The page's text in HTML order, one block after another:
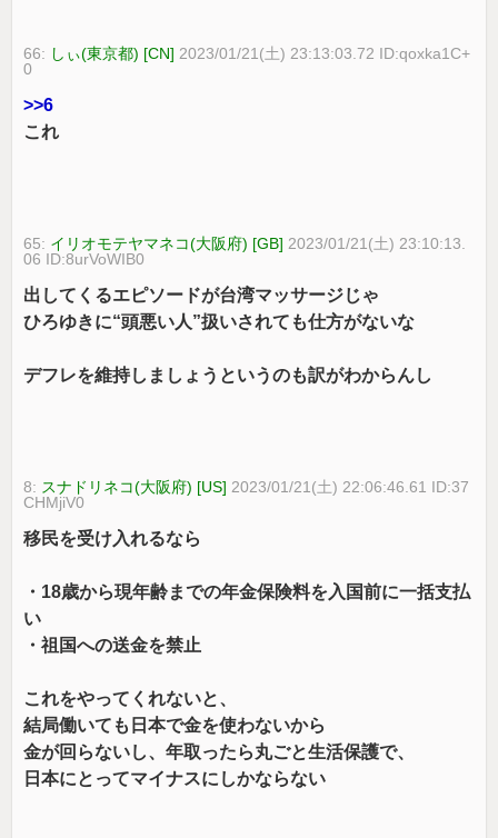
66: しぃ(東京都) [CN] 2023/01/21(土) 23:13:03.72 ID:qoxka1C+
0
>>6
これ
65: イリオモテヤマネコ(大阪府) [GB] 2023/01/21(土) 23:10:13.
06 ID:8urVoWIB0
出してくるエピソードが台湾マッサージじゃ
ひろゆきに“頭悪い人”扱いされても仕方がないな
デフレを維持しましょうというのも訳がわからんし
8: スナドリネコ(大阪府) [US] 2023/01/21(土) 22:06:46.61 ID:37
CHMjiV0
移民を受け入れるなら
・18歳から現年齢までの年金保険料を入国前に一括支払
い
・祖国への送金を禁止
これをやってくれないと、
結局働いても日本で金を使わないから
金が回らないし、年取ったら丸ごと生活保護で、
日本にとってマイナスにしかならない